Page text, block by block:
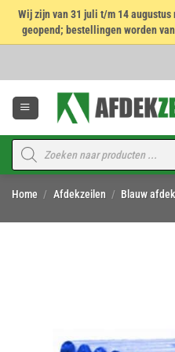
Wij zijn van 31 juli t/m 14
geopend; bestellingen worden
Producten
zoeken
Home / Afdekzeilen / Blauw